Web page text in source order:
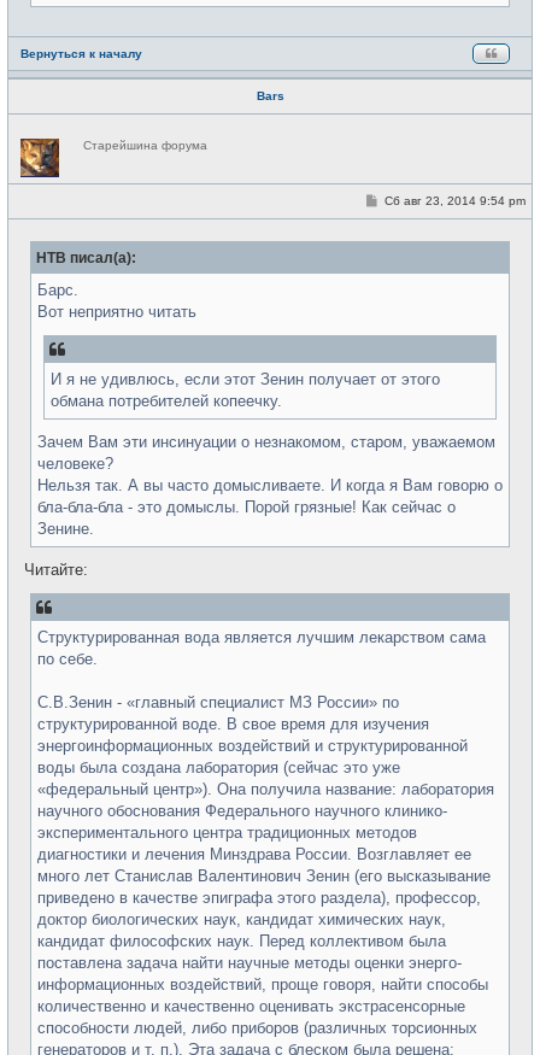
Вернуться к началу
Bars
Н
е
в
с
и
Старейшина форума
С
б
е
Сб авг 23, 2014 9:54 pm
НТВ писал(а):
Барс.
Вот неприятно читать
И я не удивлюсь, если этот Зенин получает от этого
обмана потребителей копеечку.
Зачем Вам эти инсинуации о незнакомом, старом, уважаемом
человеке?
Нельзя так. А вы часто домысливаете. И когда я Вам говорю о
бла-бла-бла - это домыслы. Порой грязные! Как сейчас о
Зенине.
Читайте:
Структурированная вода является лучшим лекарством сама
по себе.
С.В.Зенин - «главный специалист МЗ России» по
структурированной воде. В свое время для изучения
энергоинформационных воздействий и структурированной
воды была создана лаборатория (сейчас это уже
«федеральный центр»). Она получила название: лаборатория
научного обоснования Федерального научного клинико-
экспериментального центра традиционных методов
диагностики и лечения Минздрава России. Возглавляет ее
много лет Станислав Валентинович Зенин (его высказывание
приведено в качестве эпиграфа этого раздела), профессор,
доктор биологических наук, кандидат химических наук,
кандидат философских наук. Перед коллективом была
поставлена задача найти научные методы оценки энерго-
информационных воздействий, проще говоря, найти способы
количественно и качественно оценивать экстрасенсорные
способности людей, либо приборов (различных торсионных
генераторов и т. п.). Эта задача с блеском была решена: